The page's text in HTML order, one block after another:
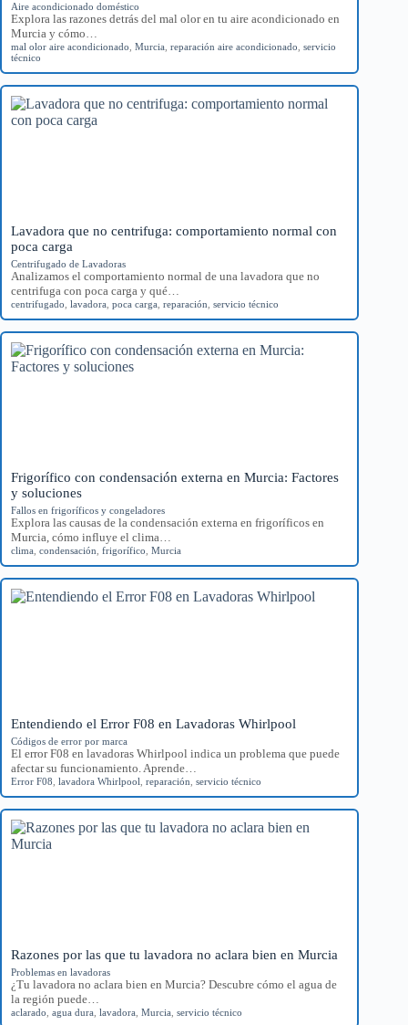
Aire acondicionado doméstico
Explora las razones detrás del mal olor en tu aire acondicionado en
Murcia y cómo…
mal olor aire acondicionado Murcia reparación aire acondicionado servicio
técnico
Lavadora que no centrifuga: comportamiento normal con
poca carga
Centrifugado de Lavadoras
Analizamos el comportamiento normal de una lavadora que no
centrifuga con poca carga y qué…
centrifugado lavadora poca carga reparación servicio técnico
Frigorífico con condensación externa en Murcia: Factores
y soluciones
Fallos en frigoríficos y congeladores
Explora las causas de la condensación externa en frigoríficos en
Murcia, cómo influye el clima…
clima condensación frigorífico Murcia
Entendiendo el Error F08 en Lavadoras Whirlpool
Códigos de error por marca
El error F08 en lavadoras Whirlpool indica un problema que puede
afectar su funcionamiento. Aprende…
Error F08 lavadora Whirlpool reparación servicio técnico
Razones por las que tu lavadora no aclara bien en Murcia
Problemas en lavadoras
¿Tu lavadora no aclara bien en Murcia? Descubre cómo el agua de
la región puede…
aclarado agua dura lavadora Murcia servicio técnico